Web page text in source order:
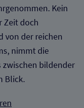
Kein
Zeit doch
von der reichen
nimmt die
zwischen bildender
Blick.